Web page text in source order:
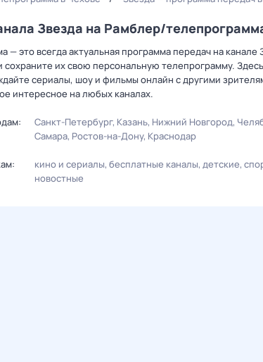
Звезда на Рамблер/
— это всегда актуальная программа передач на
их свою персональную телепрограмму.
сериалы, шоу и фильмы онлайн с другими
интересное на любых каналах.
Санкт-Петербург Казань Нижний Новгород
Самара Ростов-на-Дону Краснодар
кино и сериалы бесплатные каналы детские
новостные